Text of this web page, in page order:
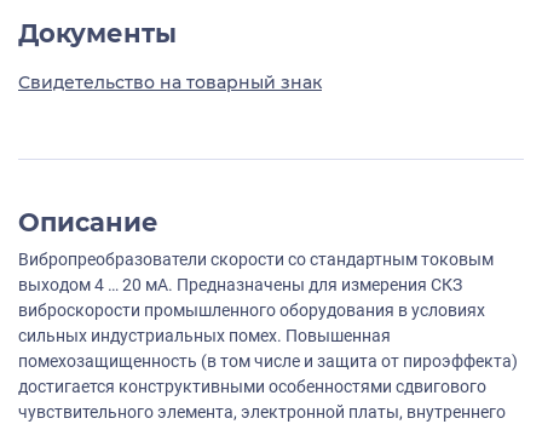
Документы
Свидетельство на товарный знак
Описание
Вибропреобразователи скорости со стандартным токовым
выходом 4 … 20 мА. Предназначены для измерения СКЗ
виброскорости промышленного оборудования в условиях
сильных индустриальных помех. Повышенная
помехозащищенность (в том числе и защита от пироэффекта)
достигается конструктивными особенностями сдвигового
чувствительного элемента, электронной платы, внутреннего